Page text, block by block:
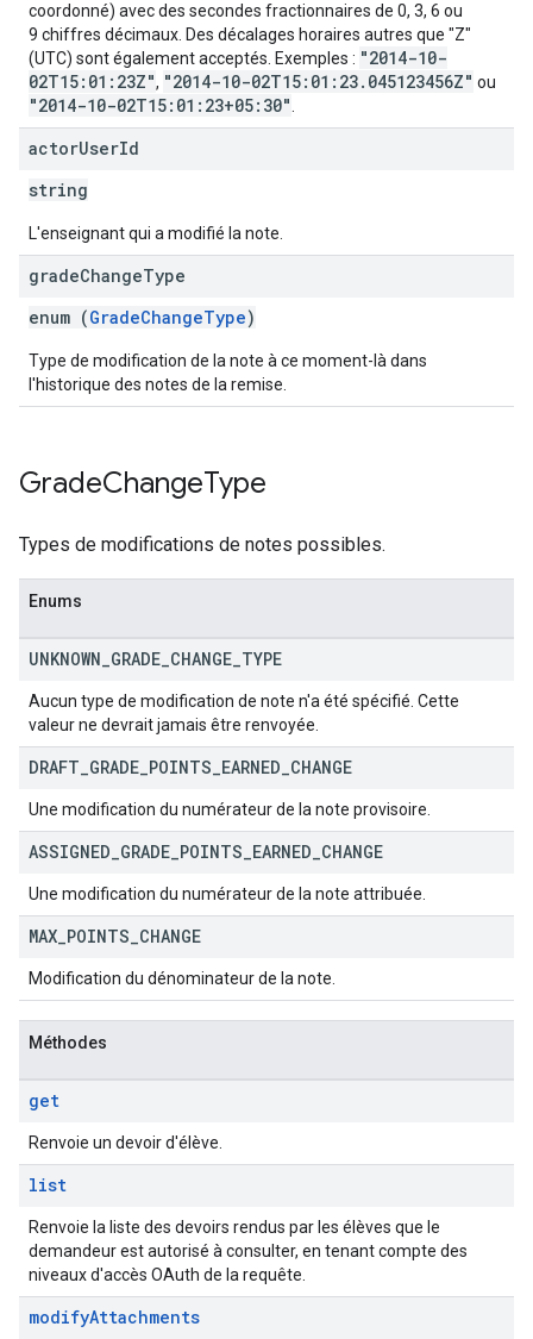
coordonné) avec des secondes fractionnaires de 0, 3, 6 ou
9 chiffres décimaux. Des décalages horaires autres que "Z"
(UTC) sont également acceptés. Exemples : "2014-10-
02T15:01:23Z", "2014-10-02T15:01:23.045123456Z" ou
"2014-10-02T15:01:23+05:30"
actorUserId
string
L'enseignant qui a modifié la note.
gradeChangeType
enum (GradeChangeType)
Type de modification de la note à ce moment-là dans
l'historique des notes de la remise.
GradeChangeType
Types de modifications de notes possibles.
Enums
UNKNOWN GRADE CHANGE TYPE
Aucun type de modification de note n'a été spécifié. Cette
valeur ne devrait jamais être renvoyée.
DRAFT GRADE POINTS EARNED CHANGE
Une modification du numérateur de la note provisoire.
ASSIGNED GRADE POINTS EARNED CHANGE
Une modification du numérateur de la note attribuée.
MAX POINTS CHANGE
Modification du dénominateur de la note.
Méthodes
get
Renvoie un devoir d'élève.
list
Renvoie la liste des devoirs rendus par les élèves que le
demandeur est autorisé à consulter, en tenant compte des
niveaux d'accès OAuth de la requête.
modifyAttachments